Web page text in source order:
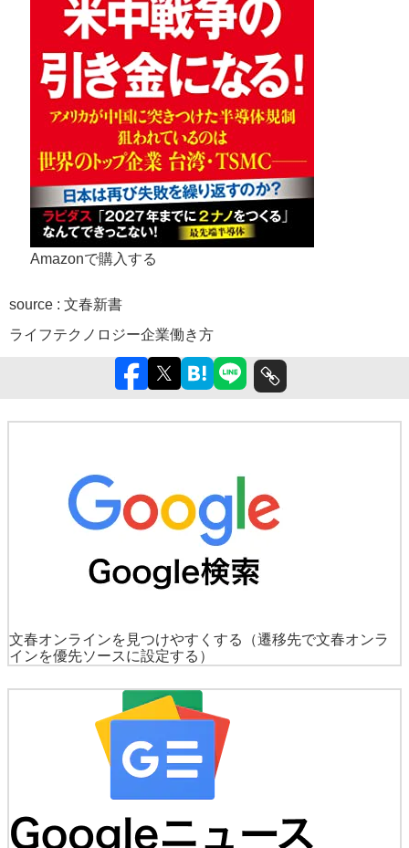
Amazonで購入する
source : 文春新書
ライフテクノロジー企業働き方
文春オンラインを見つけやすくする
（遷移先で文春オンラ
インを優先ソースに設定する）